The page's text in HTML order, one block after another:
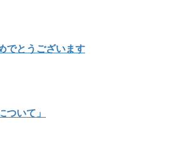
でとうございます
ついて」